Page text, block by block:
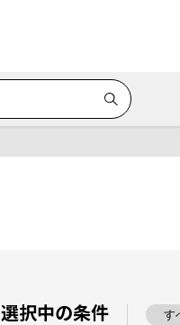
選択中の条件 す